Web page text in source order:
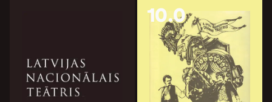
10.0